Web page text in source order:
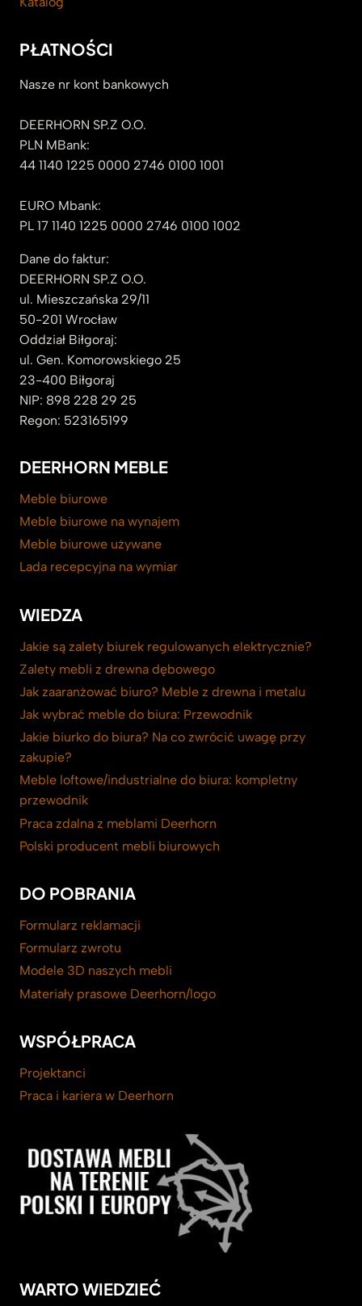
PŁATNOŚCI
Nasze nr kont bankowych
DEERHORN SP.Z O.O.
PLN MBank:
44 1140 1225 0000 2746 0100 1001
EURO Mbank:
PL 17 1140 1225 0000 2746 0100 1002
Dane do faktur:
DEERHORN SP.Z O.O.
ul. Mieszczańska 29/11
50-201 Wrocław
Oddział Biłgoraj:
ul. Gen. Komorowskiego 25
23-400 Biłgoraj
NIP: 898 228 29 25
Regon: 523165199
DEERHORN MEBLE
Meble biurowe
Meble biurowe na wynajem
Meble biurowe używane
Lada recepcyjna na wymiar
WIEDZA
Jakie są zalety biurek regulowanych elektrycznie?
Zalety mebli z drewna dębowego
Jak zaaranżować biuro? Meble z drewna i metalu
Jak wybrać meble do biura: Przewodnik
Jakie biurko do biura? Na co zwrócić uwagę przy
zakupie?
Meble loftowe/industrialne do biura: kompletny
przewodnik
Praca zdalna z meblami Deerhorn
Polski producent mebli biurowych
DO POBRANIA
Formularz reklamacji
Formularz zwrotu
Modele 3D naszych mebli
Materiały prasowe Deerhorn/logo
WSPÓŁPRACA
Projektanci
Praca i kariera w Deerhorn
WARTO WIEDZIEĆ